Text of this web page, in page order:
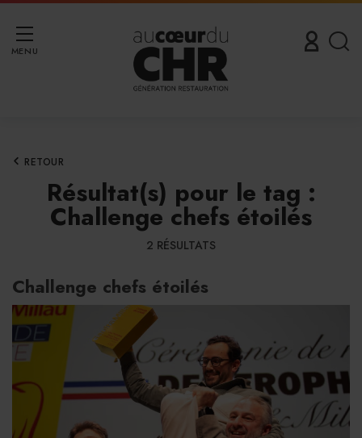
MENU
RETOUR
Résultat(s) pour le tag :
Challenge chefs étoilés
2 RÉSULTATS
Challenge chefs étoilés